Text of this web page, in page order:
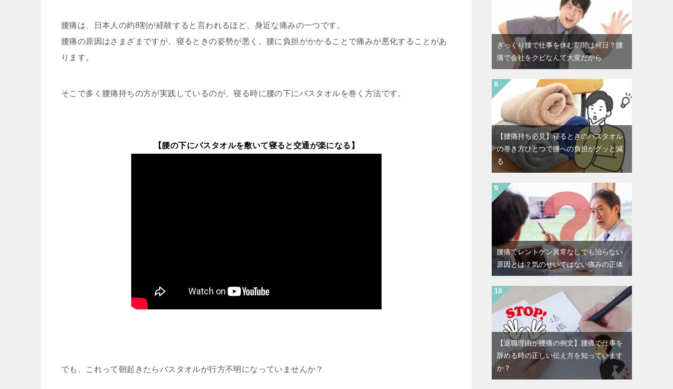
腰痛は、日本人の約8割が経験すると言われるほど、身近な痛みの一つです。
腰痛の原因はさまざまですが、寝るときの姿勢が悪く、腰に負担がかかることで痛みが悪化することがあ
ります。
そこで多く腰痛持ちの方が実践しているのが、寝る時に腰の下にバスタオルを巻く方法です。
【腰の下にバスタオルを敷いて寝ると交通が楽になる】
でも、これって朝起きたらバスタオルが行方不明になっていませんか？
ぎっくり腰で仕事を休む期間は何日？腰
痛で会社をクビなんて大変だから
【腰痛持ち必見】寝るときのバスタオル
の巻き方ひとつで腰への負担がグッと減
る
腰痛でレントゲン異常なしでも治らない
原因とは？気のせいではない痛みの正体
【退職理由が腰痛の例文】腰痛で仕事を
辞める時の正しい伝え方を知っています
か？